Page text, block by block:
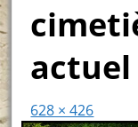
actuel
628 × 426